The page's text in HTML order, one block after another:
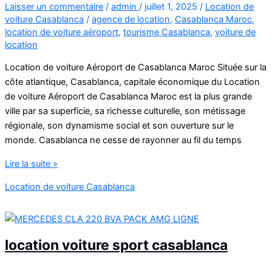
Laisser un commentaire / admin / juillet 1, 2025 / Location de
voiture Casablanca / agence de location, Casablanca Maroc,
location de voiture aéroport, tourisme Casablanca, voiture de
location
Location de voiture Aéroport de Casablanca Maroc Située sur la
côte atlantique, Casablanca, capitale économique du Location
de voiture Aéroport de Casablanca Maroc est la plus grande
ville par sa superficie, sa richesse culturelle, son métissage
régionale, son dynamisme social et son ouverture sur le
monde. Casablanca ne cesse de rayonner au fil du temps
Location
voiture
de
Maroc
Lire la suite »
Location de voiture Casablanca
location voiture sport casablanca